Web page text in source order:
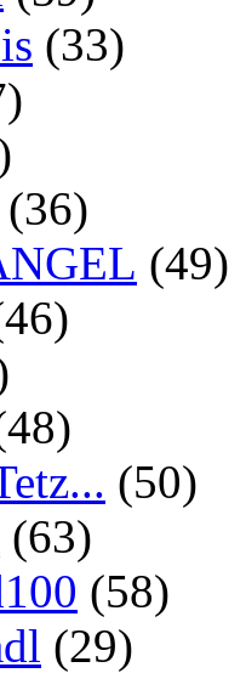
(33)
(36)
(49)
(50)
(63)
(58)
(29)